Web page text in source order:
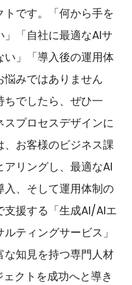
です。「何から手を
「自社に最適なAIサ
」「導入後の運用体
みではありません
でしたら、ぜひ一
プロセスデザインに
お客様のビジネス課
リングし、最適なAI
、そして運用体制の
支援する「生成AI/AIエ
ティングサービス」
な知見を持つ専門人材
クトを成功へと導き